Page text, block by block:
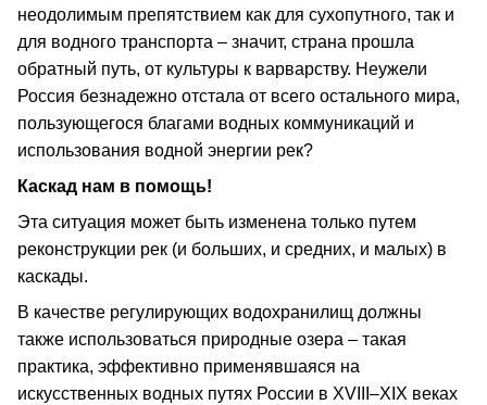
неодолимым препятствием как для сухопутного, так и
для водного транспорта – значит, страна прошла
обратный путь, от культуры к варварству. Неужели
Россия безнадежно отстала от всего остального мира,
пользующегося благами водных коммуникаций и
использования водной энергии рек?
Каскад нам в помощь!
Эта ситуация может быть изменена только путем
реконструкции рек (и больших, и средних, и малых) в
каскады.
В качестве регулирующих водохранилищ должны
также использоваться природные озера – такая
практика, эффективно применявшаяся на
искусственных водных путях России в ХVIII–ХIХ веках